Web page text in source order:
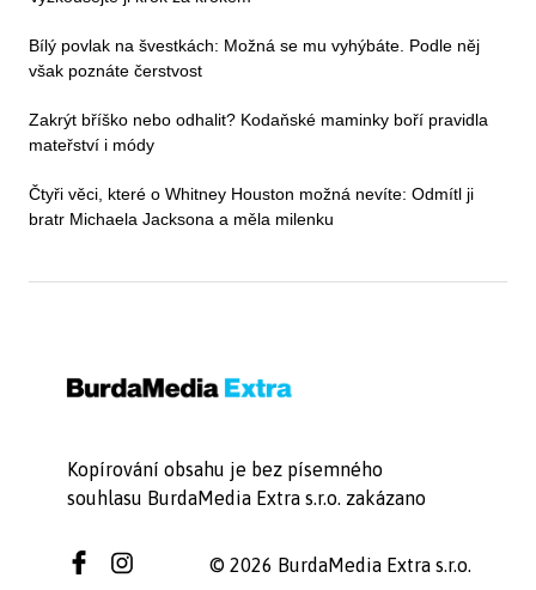
Bílý povlak na švestkách: Možná se mu vyhýbáte. Podle něj
však poznáte čerstvost
Zakrýt bříško nebo odhalit? Kodaňské maminky boří pravidla
mateřství i módy
Čtyři věci, které o Whitney Houston možná nevíte: Odmítl ji
bratr Michaela Jacksona a měla milenku
Kopírování obsahu je bez písemného
souhlasu BurdaMedia Extra s.r.o. zakázano
© 2026 BurdaMedia Extra s.r.o.